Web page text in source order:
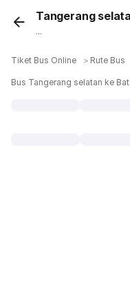
Tangerang
...
Tiket Bus Online ＞ Rute Bus
Bus Tangerang selatan ke